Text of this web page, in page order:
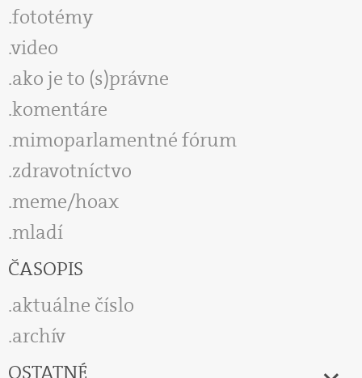
fototémy
video
ako je to (s)právne
komentáre
mimoparlamentné fórum
zdravotníctvo
meme/hoax
mladí
ČASOPIS
aktuálne číslo
archív
OSTATNÉ